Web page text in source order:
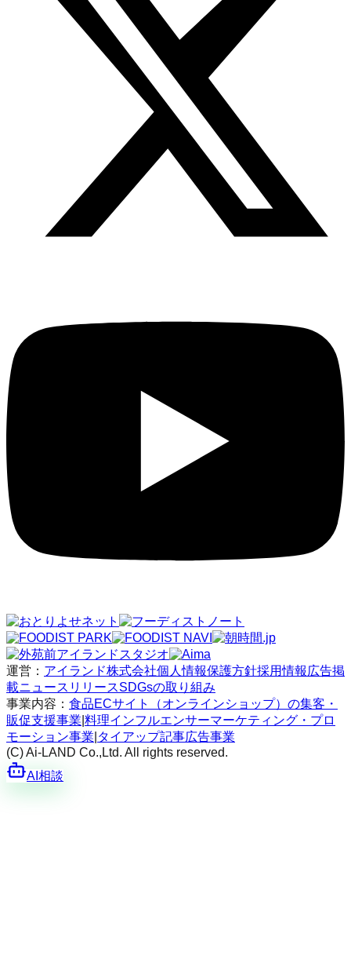
運営： アイランド株式会社個人情報保護方針採用情報 広告掲
載ニュースリリースSDGsの取り組み
事業内容： 食品ECサイト（オンラインショップ）の集客・
販促支援事業 料理インフルエンサーマーケティング・プロ
モーション事業 タイアップ記事広告事業
(C) Ai-LAND Co.,Ltd. All rights reserved.
AI相談